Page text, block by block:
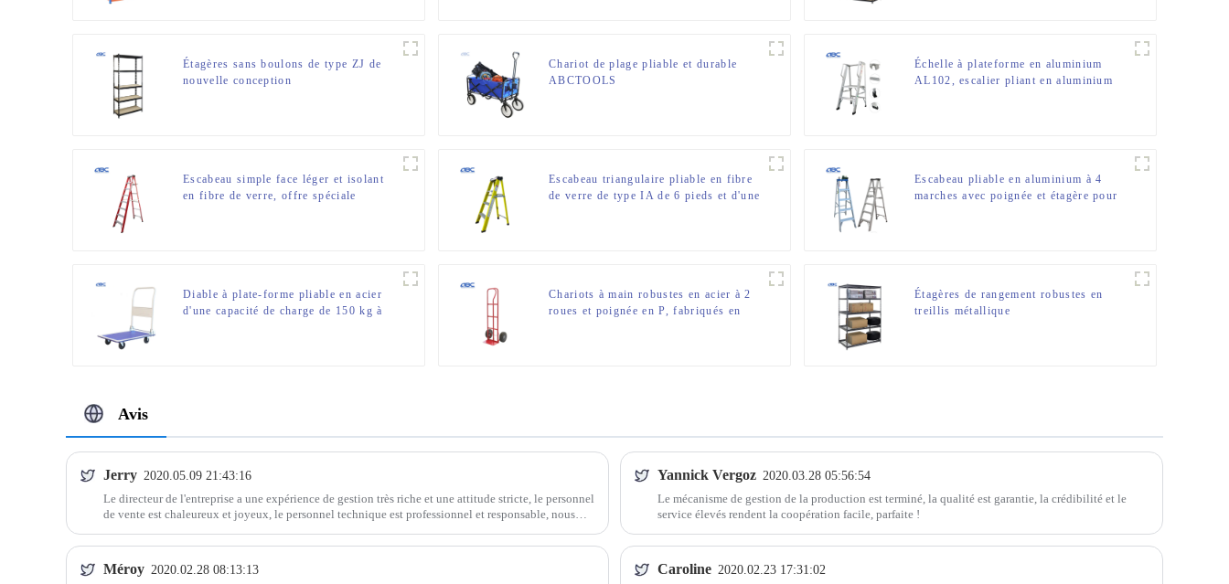
Étagères sans boulons de type ZJ de
nouvelle conception
Chariot de plage pliable et durable
ABCTOOLS
Échelle à plateforme en aluminium
AL102, escalier pliant en aluminium
Escabeau simple face léger et isolant
en fibre de verre, offre spéciale
Escabeau triangulaire pliable en fibre
de verre de type IA de 6 pieds et d'une
Escabeau pliable en aluminium à 4
marches avec poignée et étagère pour
Diable à plate-forme pliable en acier
d'une capacité de charge de 150 kg à
Chariots à main robustes en acier à 2
roues et poignée en P, fabriqués en
Étagères de rangement robustes en
treillis métallique
Avis
Jerry 2020.05.09 21:43:16
Le directeur de l'entreprise a une expérience de gestion très riche et une attitude stricte, le personnel
de vente est chaleureux et joyeux, le personnel technique est professionnel et responsable, nous
Yannick Vergoz 2020.03.28 05:56:54
Le mécanisme de gestion de la production est terminé, la qualité est garantie, la crédibilité et le
service élevés rendent la coopération facile, parfaite !
Méroy 2020.02.28 08:13:13
Caroline 2020.02.23 17:31:02